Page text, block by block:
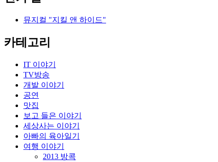
뮤지컬 "지킬 앤 하이드"
카테고리
IT 이야기
TV방송
개발 이야기
공연
맛집
보고 들은 이야기
세상사는 이야기
아빠의 육아일기
여행 이야기
2013 방콕